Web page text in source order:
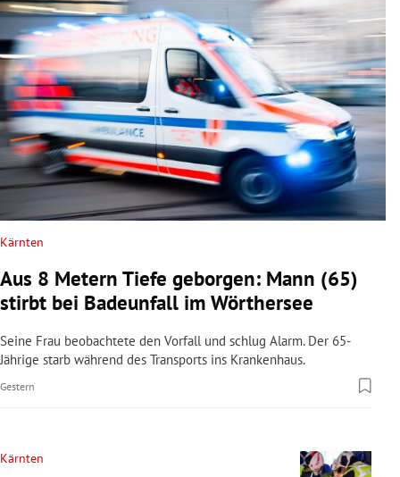
Kärnten
Aus 8 Metern Tiefe geborgen: Mann (65)
stirbt bei Badeunfall im Wörthersee
Seine Frau beobachtete den Vorfall und schlug Alarm. Der 65-
Jährige starb während des Transports ins Krankenhaus.
Gestern
Kärnten